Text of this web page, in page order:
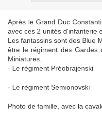
Après le Grand Duc
avec ces 2 unités d'infanterie
Les fantassins sont des Blue
être le régiment des Gardes
Miniatures.
- Le régiment Préobrajenski
- Le régiment Semionovski
Photo de famille, avec la